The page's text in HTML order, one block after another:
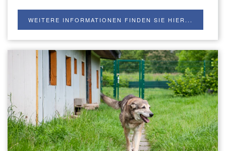
WEITERE INFORMATIONEN FINDEN SIE HIER...